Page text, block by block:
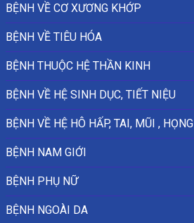
BỆNH VỀ CƠ XƯƠNG KHỚP
BỆNH VỀ TIÊU HÓA
BỆNH THUỘC HỆ THẦN KINH
BỆNH VỀ HỆ SINH DỤC, TIẾT NIỆU
BỆNH VỀ HỆ HÔ HẤP, TAI, MŨI , HỌNG
BỆNH NAM GIỚI
BỆNH PHỤ NỮ
BỆNH NGOÀI DA